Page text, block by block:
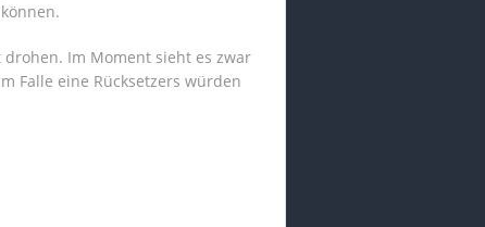
Im Moment sieht es zwar
Falle eine Rücksetzers würden